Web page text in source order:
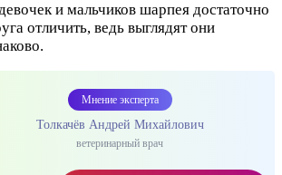
и мальчиков шарпея достаточно
отличить, ведь выглядят они
Мнение эксперта
Толкачёв Андрей Михайлович
ветеринарный врач